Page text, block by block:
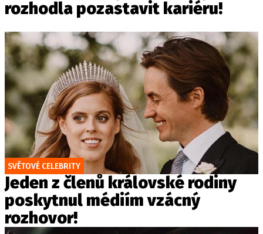
rozhodla pozastavit kariéru!
SVĚTOVÉ CELEBRITY
Jeden z členů královské rodiny
poskytnul médiím vzácný
rozhovor!